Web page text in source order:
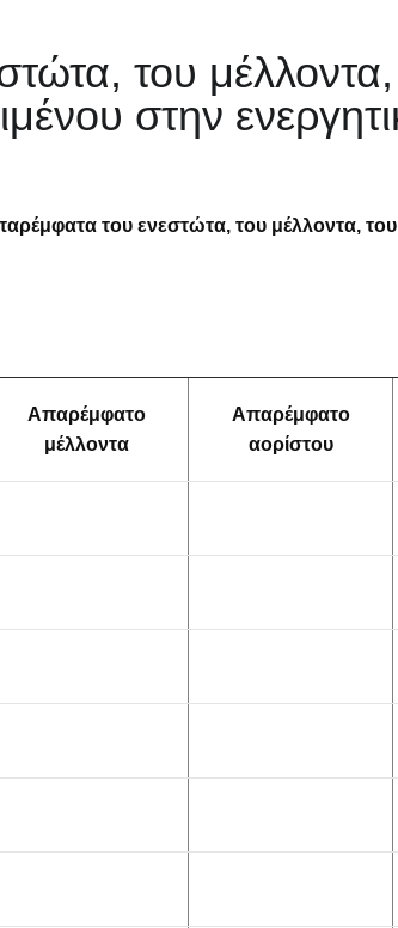
του
στην
του ενεστώτα, του μέλλοντα, του
Απαρέμφατο
μέλλοντα
Απαρέμφατο
αορίστου